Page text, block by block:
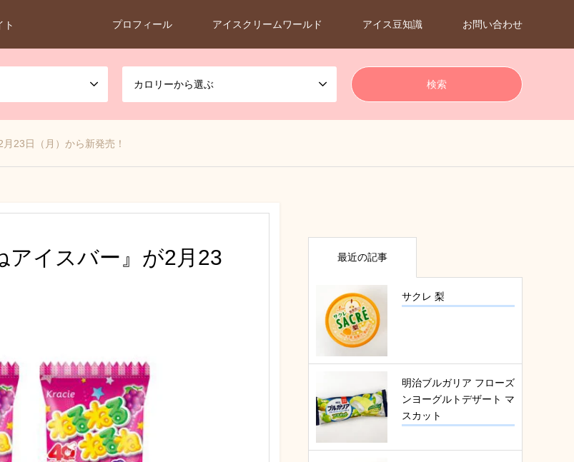
ト プロフィール アイスクリームワールド アイス豆知識 お問い合わせ
カロリーから選ぶ
23日（月）から新発売！
アイスバー』が2月23
最近の記事
サクレ 梨
明治ブルガリア フローズ
ンヨーグルトデザート マ
スカット